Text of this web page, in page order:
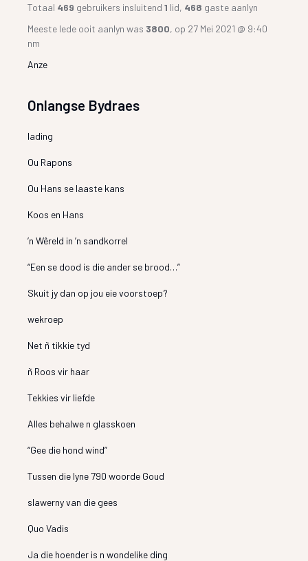
Totaal 469 gebruikers insluitend1 lid, 468 gaste aanlyn
Meeste lede ooit aanlyn was 3800, op 27 Mei 2021 @ 9:40
nm
Anze
Onlangse Bydraes
lading
Ou Rapons
Ou Hans se laaste kans
Koos en Hans
’n Wêreld in ’n sandkorrel
“Een se dood is die ander se brood…”
Skuit jy dan op jou eie voorstoep?
wekroep
Net ñ tikkie tyd
ñ Roos vir haar
Tekkies vir liefde
Alles behalwe n glasskoen
“Gee die hond wind”
Tussen die lyne 790 woorde Goud
slawerny van die gees
Quo Vadis
Ja die hoender is n wondelike ding